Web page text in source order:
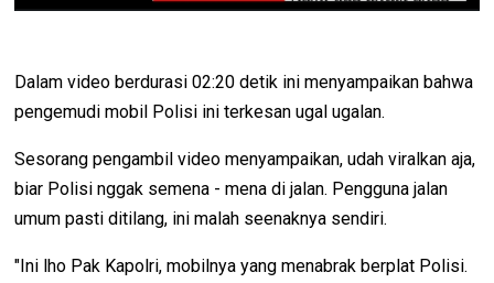
Dalam video berdurasi 02:20 detik ini menyampaikan bahwa
pengemudi mobil Polisi ini terkesan ugal ugalan.
Sesorang pengambil video menyampaikan, udah viralkan aja,
biar Polisi nggak semena - mena di jalan. Pengguna jalan
umum pasti ditilang, ini malah seenaknya sendiri.
"Ini lho Pak Kapolri, mobilnya yang menabrak berplat Polisi.